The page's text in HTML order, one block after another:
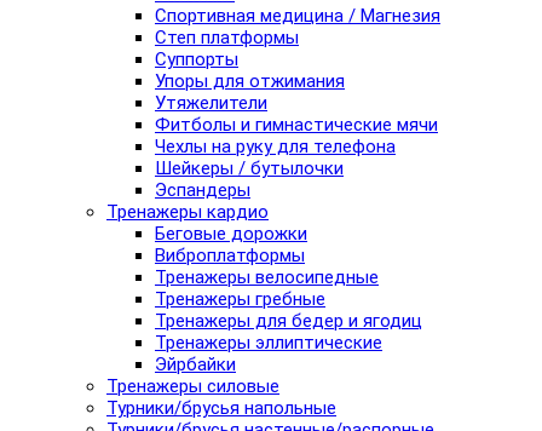
Спортивная медицина / Магнезия
Степ платформы
Суппорты
Упоры для отжимания
Утяжелители
Фитболы и гимнастические мячи
Чехлы на руку для телефона
Шейкеры / бутылочки
Эспандеры
Тренажеры кардио
Беговые дорожки
Виброплатформы
Тренажеры велосипедные
Тренажеры гребные
Тренажеры для бедер и ягодиц
Тренажеры эллиптические
Эйрбайки
Тренажеры силовые
Турники/брусья напольные